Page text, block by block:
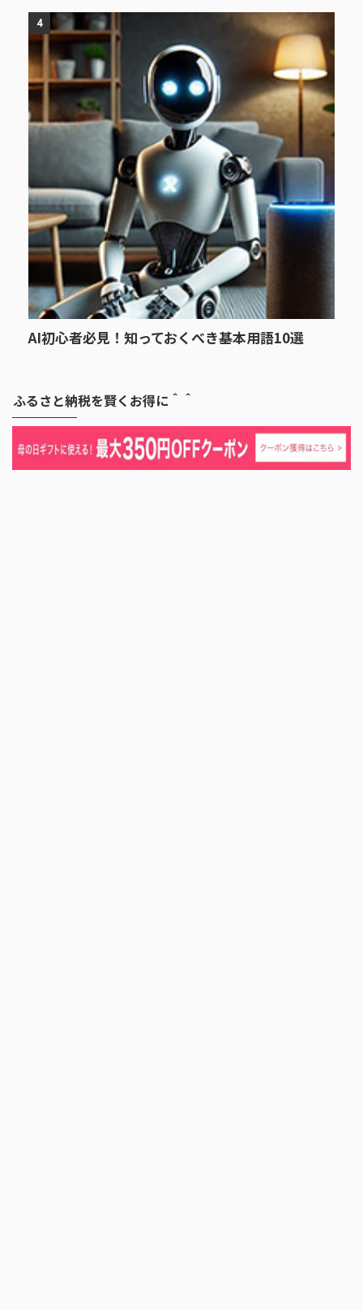
4
AI初心者必見！知っておくべき基本用語10選
ふるさと納税を賢くお得に＾＾